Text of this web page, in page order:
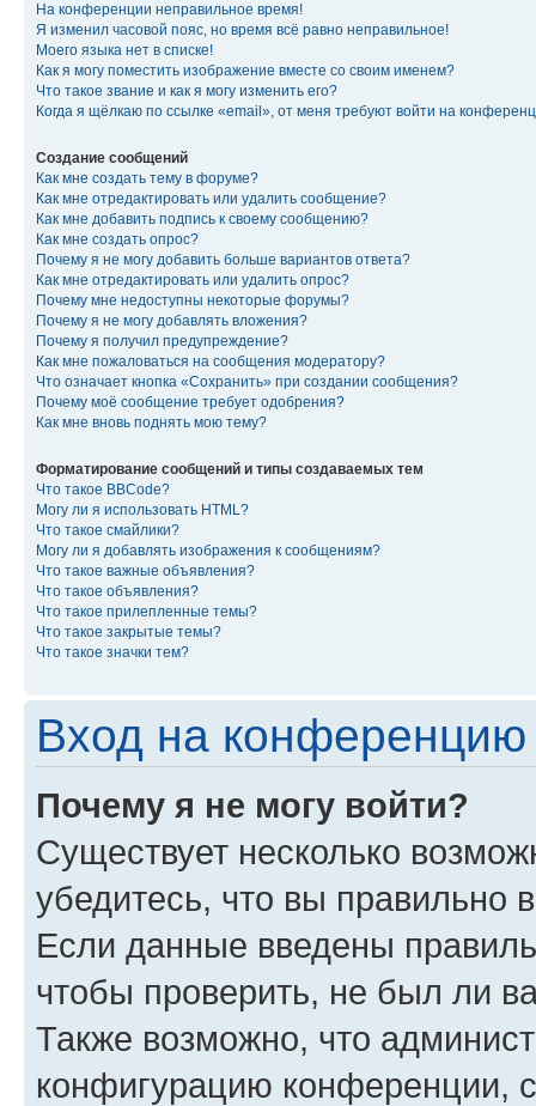
На конференции неправильное время!
Я изменил часовой пояс, но время всё равно неправильное!
Моего языка нет в списке!
Как я могу поместить изображение вместе со своим именем?
Что такое звание и как я могу изменить его?
Когда я щёлкаю по ссылке «email», от меня требуют войти на
Создание сообщений
Как мне создать тему в форуме?
Как мне отредактировать или удалить сообщение?
Как мне добавить подпись к своему сообщению?
Как мне создать опрос?
Почему я не могу добавить больше вариантов ответа?
Как мне отредактировать или удалить опрос?
Почему мне недоступны некоторые форумы?
Почему я не могу добавлять вложения?
Почему я получил предупреждение?
Как мне пожаловаться на сообщения модератору?
Что означает кнопка «Сохранить» при создании сообщения?
Почему моё сообщение требует одобрения?
Как мне вновь поднять мою тему?
Форматирование сообщений и типы создаваемых тем
Что такое BBCode?
Могу ли я использовать HTML?
Что такое смайлики?
Могу ли я добавлять изображения к сообщениям?
Что такое важные объявления?
Что такое объявления?
Что такое прилепленные темы?
Что такое закрытые темы?
Что такое значки тем?
Вход на конференцию
Почему я не могу войти?
Существует несколько
убедитесь, что вы правильно
Если данные введены
чтобы проверить, не был ли
Также возможно, что
конфигурацию конференции,